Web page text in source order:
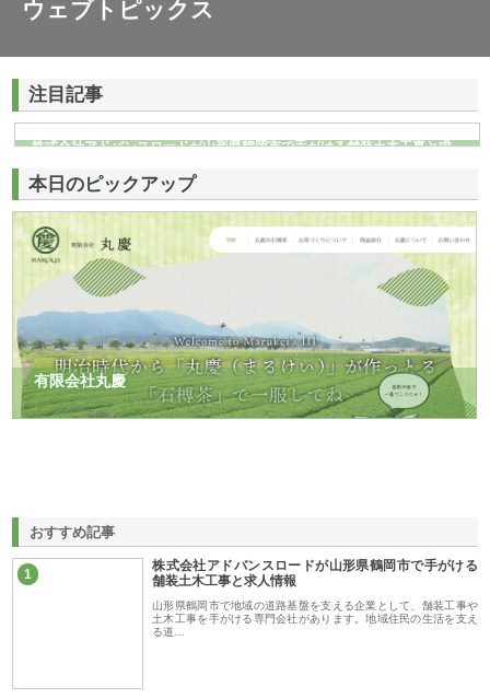
ウェブトピックス
注目記事
株式会社アドバンスロードが山形県鶴岡市で手がける舗装土木工事と求
本日のピックアップ
有限会社丸慶
おすすめ記事
1
株式会社アドバンスロードが山形県鶴岡市で手がける
舗装土木工事と求人情報
山形県鶴岡市で地域の道路基盤を支える企業として、舗装工事や
土木工事を手がける専門会社があります。地域住民の生活を支え
る道…